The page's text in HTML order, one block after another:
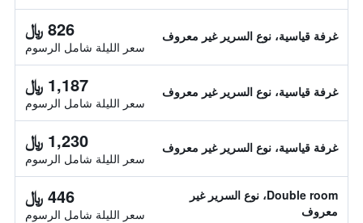
غرفة قياسية، نوع السرير غير معروف 826 ﷼
سعر الليلة شامل الرسوم
غرفة قياسية، نوع السرير غير معروف 1,187 ﷼
سعر الليلة شامل الرسوم
غرفة قياسية، نوع السرير غير معروف 1,230 ﷼
سعر الليلة شامل الرسوم
Double room، نوع السرير غير
معروف
446 ﷼
سعر الليلة شامل الرسوم